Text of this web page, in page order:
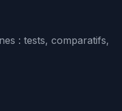
: tests, comparatifs,